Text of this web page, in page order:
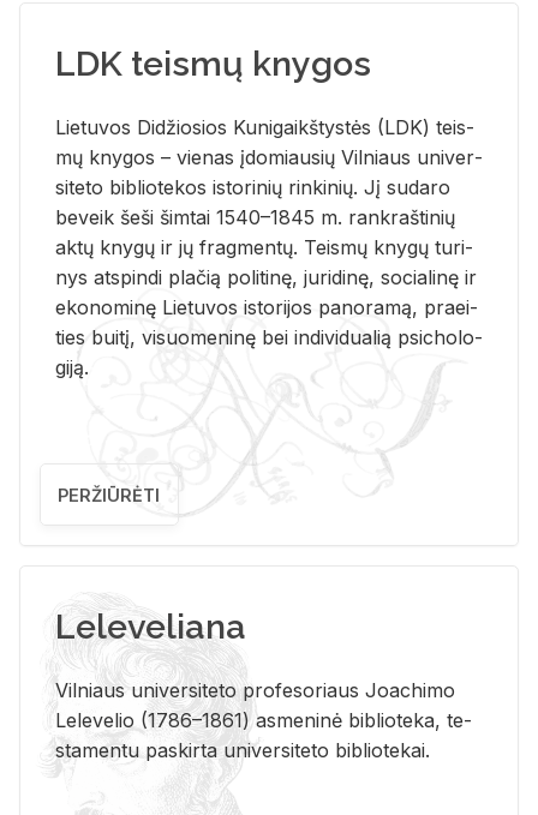
LDK teismų knygos
Lie­tu­vos Di­džio­sios Ku­ni­gaikš­tys­tės (LDK) teis­
mų kny­gos – vie­nas įdo­miau­sių Vil­niaus uni­ver­
si­te­to bi­b­lio­te­kos is­to­ri­nių rin­ki­nių. Jį su­da­ro
be­veik šeši šim­tai 1540–1845 m. rank­raš­ti­nių
aktų kny­gų ir jų frag­men­tų. Teis­mų kny­gų tu­ri­
nys at­spin­di pla­čią po­li­ti­nę, ju­ri­di­nę, so­cia­li­nę ir
eko­no­mi­nę Lie­tu­vos is­to­ri­jos pa­no­ra­mą, pra­ei­
ties bui­tį, vi­suo­me­ni­nę bei in­di­vi­dua­lią psi­cho­lo­
gi­ją.
PERŽIŪRĖTI
Leleveliana
Vil­niaus uni­ver­si­te­to pro­fe­so­riaus Jo­a­chi­mo
Le­le­ve­lio (1786–1861) as­me­ni­nė bi­b­lio­te­ka, te­
sta­men­tu pa­skir­ta uni­ver­si­te­to bi­b­lio­te­kai.